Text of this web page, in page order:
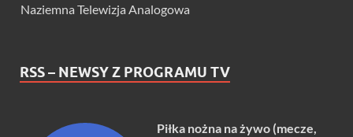
Naziemna Telewizja Analogowa
RSS – NEWSY Z PROGRAMU TV
Piłka nożna na żywo (mecze,